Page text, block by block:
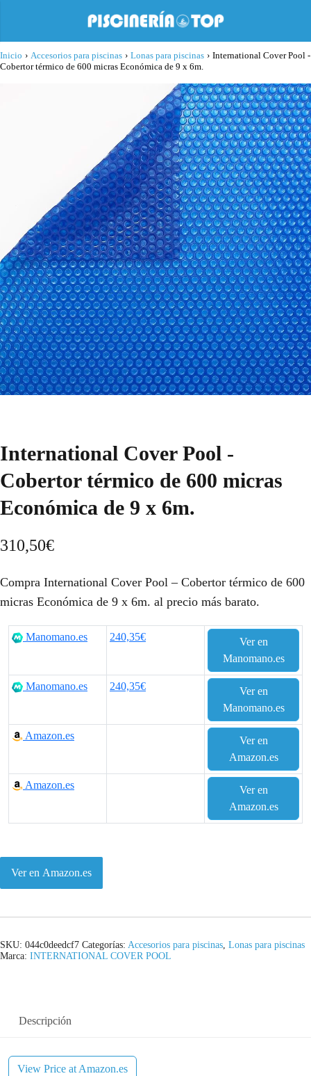
Inicio › Accesorios para piscinas › Lonas para piscinas › International Cover Pool -
Cobertor térmico de 600 micras Económica de 9 x 6m.
International Cover Pool -
Cobertor térmico de 600 micras
Económica de 9 x 6m.
310,50€
Compra International Cover Pool – Cobertor térmico de 600
micras Económica de 9 x 6m. al precio más barato.
Manomano.es 240,35€
Ver en
Manomano.es
Manomano.es 240,35€
Ver en
Manomano.es
Amazon.es
Ver en
Amazon.es
Amazon.es
Ver en
Amazon.es
Ver en Amazon.es
SKU: 044c0deedcf7 Categorías: Accesorios para piscinas, Lonas para piscinas
Marca: INTERNATIONAL COVER POOL
Descripción
View Price at Amazon.es